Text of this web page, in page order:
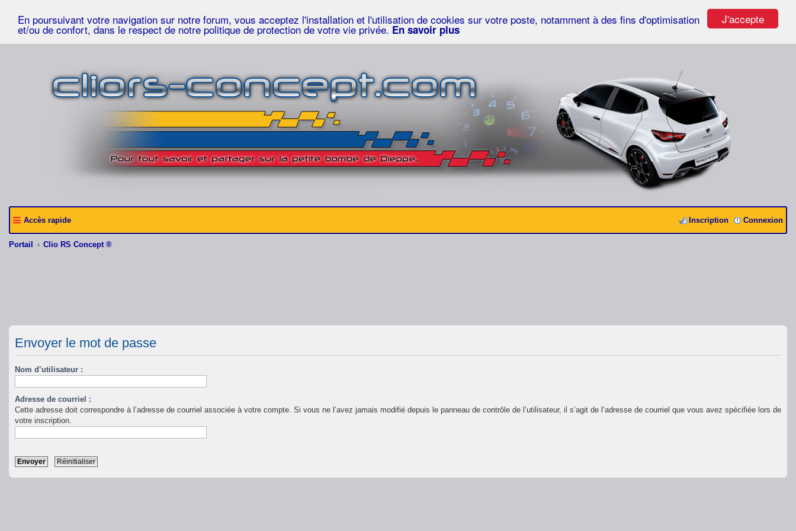
J'accepte
En poursuivant votre navigation sur notre forum, vous acceptez l'installation et l'utilisation de cookies sur votre poste, notamment à des fins d'optimisation
et/ou de confort, dans le respect de notre politique de protection de votre vie privée. En savoir plus
Accès rapide Connexion
Inscription
Portail Clio RS Concept ®
Envoyer le mot de passe
Nom d’utilisateur :
Adresse de courriel :
Cette adresse doit correspondre à l’adresse de courriel associée à votre compte. Si vous ne l’avez jamais modifié depuis le panneau de contrôle de l’utilisateur, il s’agit de l’adresse de courriel que vous avez spécifiée lors de
votre inscription.